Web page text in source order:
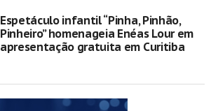
Espetáculo infantil “Pinha, Pinhão,
Pinheiro” homenageia Enéas Lour em
apresentação gratuita em Curitiba